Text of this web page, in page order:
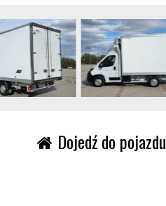
Dojedź do pojazdu